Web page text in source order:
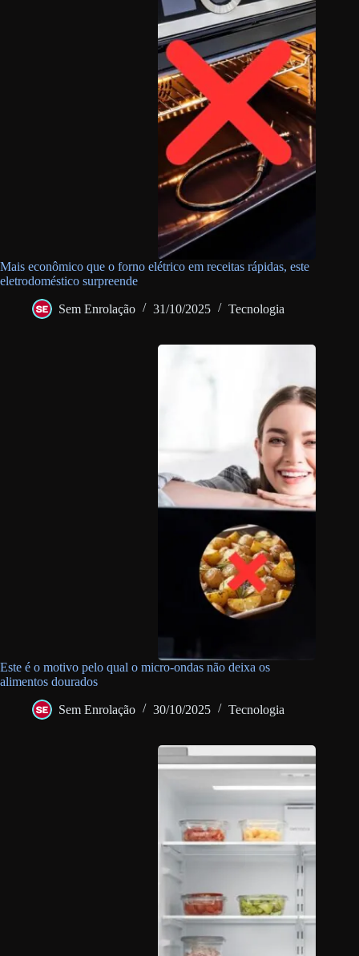
Mais econômico que o forno elétrico em receitas rápidas, este
eletrodoméstico surpreende
Sem Enrolação 31/10/2025 Tecnologia
Este é o motivo pelo qual o micro-ondas não deixa os
alimentos dourados
Sem Enrolação 30/10/2025 Tecnologia